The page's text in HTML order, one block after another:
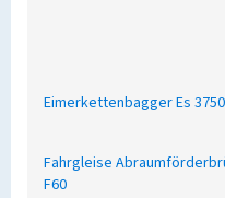
Eimerkettenbagger Es
Fahrgleise
F60